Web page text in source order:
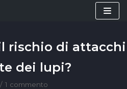
rischio di attacchi
dei lupi?
1 commento